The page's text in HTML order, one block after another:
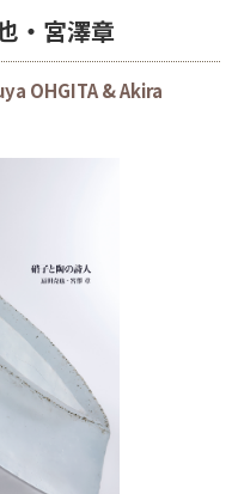
・宮澤章
OHGITA & Akira